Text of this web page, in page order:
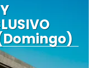
(Domingo)